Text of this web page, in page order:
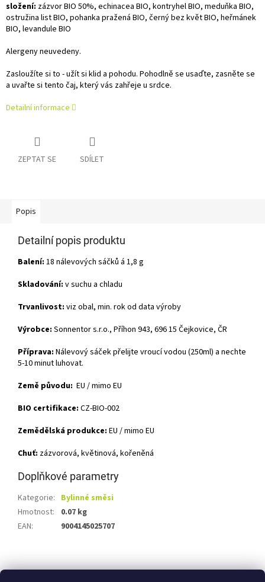
složení: zázvor BIO 50%, echinacea BIO, kontryhel BIO, meduňka BIO,
ostružina list BIO, pohanka pražená BIO, černý bez květ BIO, heřmánek
BIO, levandule BIO
Alergeny neuvedeny.
Zasloužíte si to - užít si klid a pohodu. Pohodlně se usaďte, zasněte se
a uvařte si tento čaj, který vás zahřeje u srdce.
Detailní informace
ZEPTAT SE SDÍLET
Popis
Detailní popis produktu
Balení: 18 nálevových sáčků á 1,8 g
Skladování: v suchu a chladu
Trvanlivost: viz obal, min. rok od data výroby
Výrobce: Sonnentor s.r.o., Příhon 943, 696 15 Čejkovice, ČR
Příprava: Nálevový sáček přelijte vroucí vodou (250ml) a nechte
5-10 minut luhovat.
Země původu: EU / mimo EU
BIO certifikace: CZ-BIO-002
Zemědělská produkce: EU / mimo EU
Chuť: zázvorová, květinová, kořeněná
Doplňkové parametry
Kategorie: Bylinné směsi
Hmotnost:
0.07 kg
EAN: 9004145025707
á